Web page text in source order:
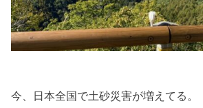
今、日本全国で土砂災害が増えてる。